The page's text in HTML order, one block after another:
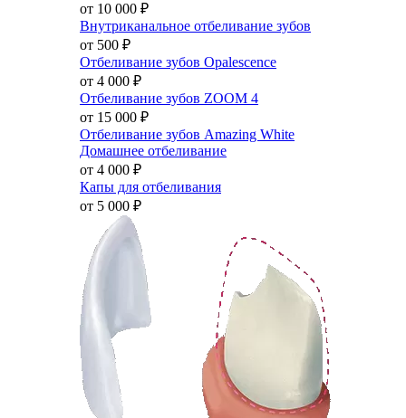
от 10 000 ₽
Внутриканальное отбеливание зубов
от 500 ₽
Отбеливание зубов Opalescence
от 4 000 ₽
Отбеливание зубов ZOOM 4
от 15 000 ₽
Отбеливание зубов Amazing White
Домашнее отбеливание
от 4 000 ₽
Капы для отбеливания
от 5 000 ₽